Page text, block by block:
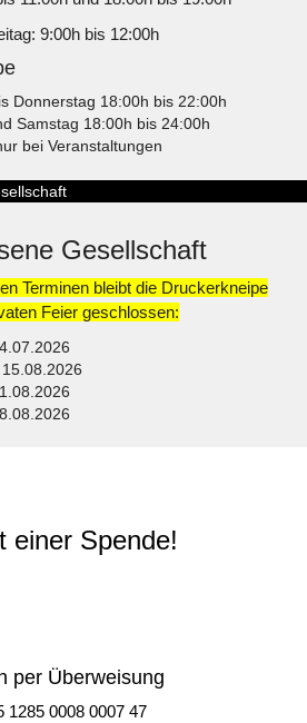
9:00h bis 12:00h
Donnerstag 18:00h bis 22:00h
Samstag 18:00h bis 24:00h
bei Veranstaltungen
Gesellschaft
Terminen bleibt die Druckerkneipe
Feier geschlossen:
einer Spende!
per Überweisung
1285 0008 0007 47